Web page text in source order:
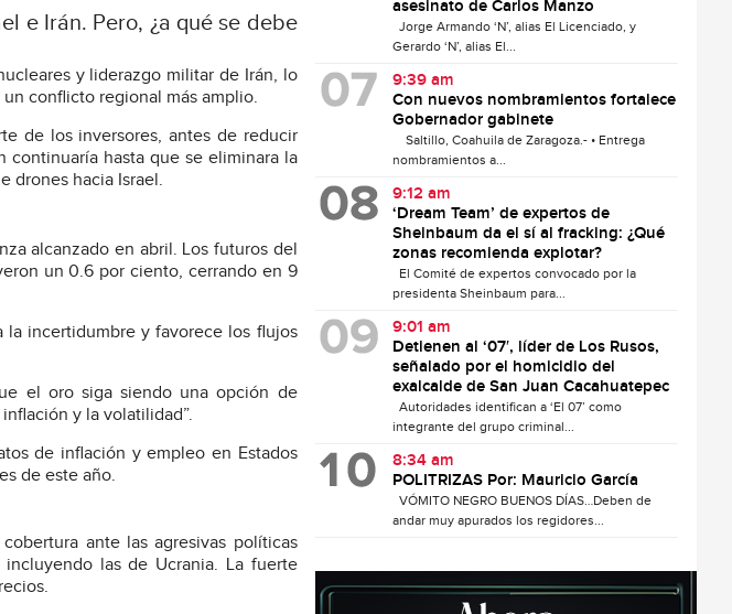
e Irán. Pero, ¿a qué se debe
y liderazgo militar de Irán, lo
conflicto regional más amplio.
de los inversores, antes de reducir
continuaría hasta que se eliminara la
drones hacia Israel.
alcanzado en abril. Los futuros del
un 0.6 por ciento, cerrando en 9
la incertidumbre y favorece los flujos
el oro siga siendo una opción de
y la volatilidad”.
de inflación y empleo en Estados
de este año.
ante las agresivas políticas
las de Ucrania. La fuerte
asesinato de Carlos Manzo
Jorge Armando ‘N’, alias El Licenciado, y
Gerardo ‘N’, alias El...
9:39 am
Con nuevos nombramientos fortalece
Gobernador gabinete
Saltillo, Coahuila de Zaragoza.- • Entrega
nombramientos a...
9:12 am
‘Dream Team’ de expertos de
Sheinbaum da el sí al fracking: ¿Qué
zonas recomienda explotar?
El Comité de expertos convocado por la
presidenta Sheinbaum para...
9:01 am
Detienen al ‘07′, líder de Los Rusos,
señalado por el homicidio del
exalcalde de San Juan Cacahuatepec
Autoridades identifican a ‘El 07’ como
integrante del grupo criminal...
8:34 am
POLITRIZAS Por: Mauricio García
VÓMITO NEGRO BUENOS DÍAS…Deben de
andar muy apurados los regidores...